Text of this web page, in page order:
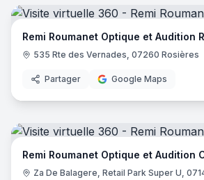
Remi Roumanet Optique et Audition
535 Rte des Vernades, 07260 Rosières
Partager Google Maps
Remi Roumanet Optique et Audition
Za De Balagere, Retail Park Super U,